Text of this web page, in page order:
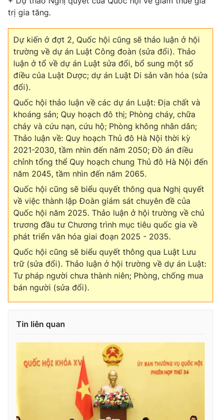
VTV4
VTV9 VTV8
Liên hệ tòa soạn English
THỜI BÁO VTV
Theo dõi báo trên
Cơ quan chủ quản: Đài Truyền hình Việt Nam
Cơ quan báo chí: Thời báo VTV
Giấy phép hoạt động báo in và báo điện tử số 483/GP-BTTTT
cấp ngày 29/12/2023
Tổng Biên tập:Vũ Thanh Thủy
Phó Tổng Biên tập:Nguyễn Thị Mỹ Hạnh, Phạm Quốc Thắng,
Nguyễn Trọng Ninh
Tổng đài VTV:024.38 355 931 - 024.38 355 932
Liên hệ quảng cáo:
trị gia tăng.
Dự kiến ở đợt 2, Quốc hội cũng sẽ thảo luận ở hội
trường về dự án Luật Công đoàn (sửa đổi). Thảo
luận ở tổ về dự án Luật sửa đổi, bổ sung một số
điều của Luật Dược; dự án Luật Di sản văn hóa (sửa
đổi).
Quốc hội thảo luận về các dự án Luật: Địa chất và
khoáng sản; Quy hoạch đô thị; Phòng cháy, chữa
cháy và cứu nạn, cứu hộ; Phòng không nhân dân;
Thảo luận về: Quy hoạch Thủ đô Hà Nội thời kỳ
2021-2030, tầm nhìn đến năm 2050; Đồ án điều
chỉnh tổng thể Quy hoạch chung Thủ đô Hà Nội đến
năm 2045, tầm nhìn đến năm 2065.
Quốc hội cũng sẽ biểu quyết thông qua Nghị quyết
về việc thành lập Đoàn giám sát chuyên đề của
Quốc hội năm 2025. Thảo luận ở hội trường về chủ
trương đầu tư Chương trình mục tiêu quốc gia về
phát triển văn hóa giai đoạn 2025 - 2035.
Quốc hội cũng sẽ biểu quyết thông qua Luật Lưu
trữ (sửa đổi). Thảo luận ở hội trường về dự án Luật:
Tư pháp người chưa thành niên; Phòng, chống mua
bán người (sửa đổi).
Tin liên quan